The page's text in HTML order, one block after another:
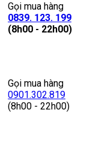
Gọi mua hàng
0839. 123. 199
(8h00 - 22h00)
Gọi mua hàng
0901.302.819
(8h00 - 22h00)